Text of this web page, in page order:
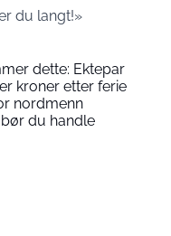
du langt!»
dette: Ektepar
kroner etter ferie
nordmenn
du handle